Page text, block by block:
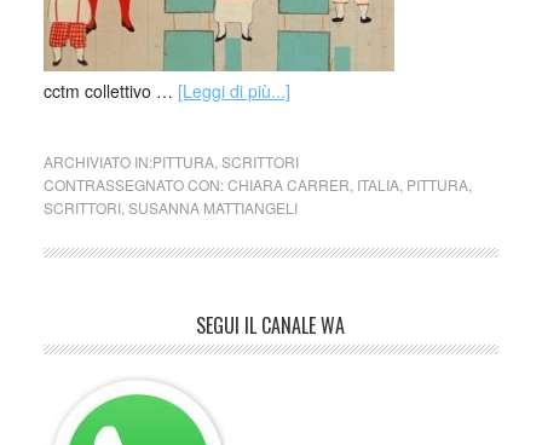
cctm collettivo … [Leggi di più...]
ARCHIVIATO IN:PITTURA, SCRITTORI
CONTRASSEGNATO CON:CHIARA CARRER ITALIA, PITTURA,
SCRITTORI, SUSANNA MATTIANGELI
SEGUI IL CANALE WA